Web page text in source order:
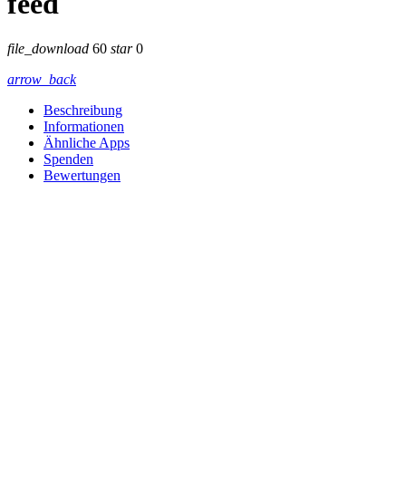
file_download 60 star0
arrow_back
Beschreibung
Informationen
Ähnliche Apps
Spenden
Bewertungen